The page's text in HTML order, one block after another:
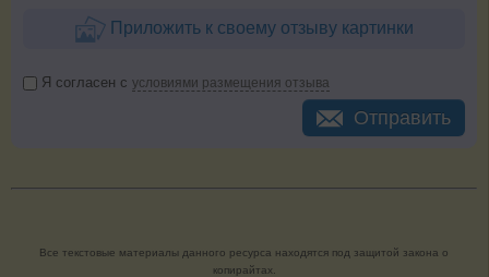
Приложить к своему отзыву картинки
Я согласен с условиями размещения отзыва
Отправить
Все текстовые материалы данного ресурса находятся под защитой закона о
копирайтах.